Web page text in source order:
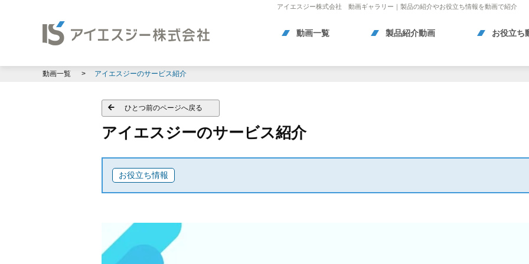
アイエスジー株式会社 動画ギャラリー｜製品の紹介やお役立ち情報を動画で紹介
動画一覧 製品紹介動画 お役立ち
動画一覧 アイエスジーのサービス紹介
ひとつ前のページへ戻る
アイエスジーのサービス紹介
お役立ち情報